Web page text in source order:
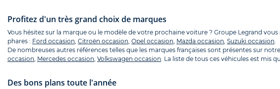
Profitez d'un très grand choix de marques
Vous hésitez sur la marque ou le modèle de votre prochaine voiture ? Groupe Legrand
phares : Ford occasion, Citroën occasion, Opel occasion, Mazda occasion, Suzuki occasion.
De nombreuses autres références telles que les marques françaises sont présentes sur
occasion, Mercedes occasion, Volkswagen occasion. La liste de tous ces véhicules est mis
Des bons plans toute l'année